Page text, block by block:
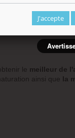
rubrique
le meilleur de
ainsi que la
J'accepte